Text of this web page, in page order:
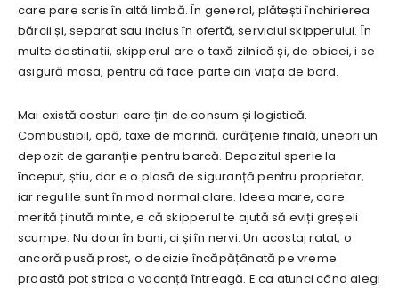
care pare scris în altă limbă. În general, plătești închirierea
bărcii și, separat sau inclus în ofertă, serviciul skipperului. În
multe destinații, skipperul are o taxă zilnică și, de obicei, i se
asigură masa, pentru că face parte din viața de bord.
Mai există costuri care țin de consum și logistică.
Combustibil, apă, taxe de marină, curățenie finală, uneori un
depozit de garanție pentru barcă. Depozitul sperie la
început, știu, dar e o plasă de siguranță pentru proprietar,
iar regulile sunt în mod normal clare. Ideea mare, care
merită ținută minte, e că skipperul te ajută să eviți greșeli
scumpe. Nu doar în bani, ci și în nervi. Un acostaj ratat, o
ancoră pusă prost, o decizie încăpățânată pe vreme
proastă pot strica o vacanță întreagă. E ca atunci când alegi